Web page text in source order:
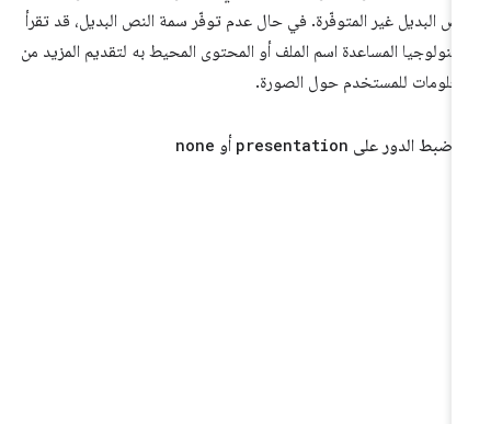
البديل غير المتوفّرة. في حال عدم توفّر سمة النص البديل، قد تقرأ
المساعدة اسم الملف أو المحتوى المحيط به لتقديم المزيد من
للمستخدم حول الصورة.
ضبط الدور علىpresentationأوnone